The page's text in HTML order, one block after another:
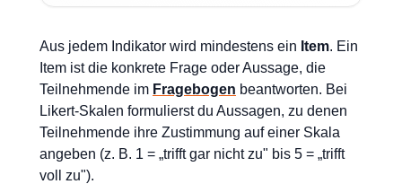
Aus jedem Indikator wird mindestens ein Item. Ein
Item ist die konkrete Frage oder Aussage, die
Teilnehmende im Fragebogen beantworten. Bei
Likert-Skalen formulierst du Aussagen, zu denen
Teilnehmende ihre Zustimmung auf einer Skala
angeben (z. B. 1 = „trifft gar nicht zu" bis 5 = „trifft
voll zu").